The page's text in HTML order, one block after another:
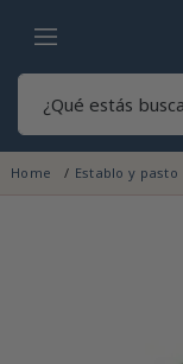
Home Establo y pasto